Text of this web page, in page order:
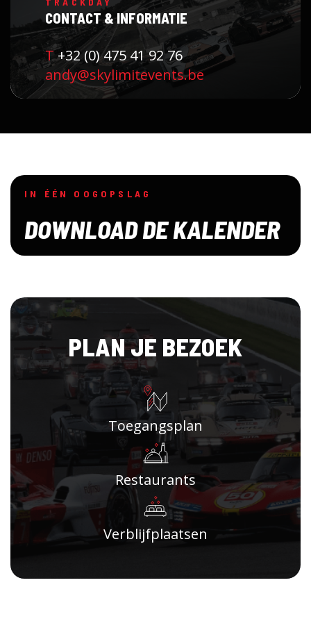
CONTACT & INFORMATIE
T+32 (0) 475 41 92 76
andy@skylimitevents.be
IN ÉÉN OOGOPSLAG
DOWNLOAD DE KALENDER
PLAN JE BEZOEK
Toegangsplan
Restaurants
Verblijfplaatsen